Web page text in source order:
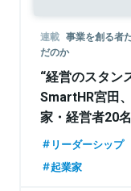
連載 事業を創る者
だのか
“経営のスタン
SmartHR宮田
家・経営者20
リーダーシップ
起業家